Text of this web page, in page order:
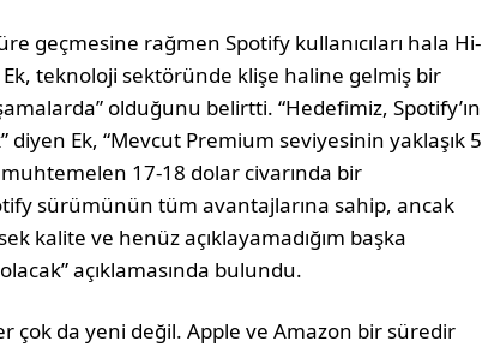
geçmesine rağmen Spotify kullanıcıları hala Hi-
teknoloji sektöründe klişe haline gelmiş bir
olduğunu belirtti. “Hedefimiz, Spotify’ın
Ek, “Mevcut Premium seviyesinin yaklaşık 5
17-18 dolar civarında bir
sürümünün tüm avantajlarına sahip, ancak
kalite ve henüz açıklayamadığım başka
açıklamasında bulundu.
çok da yeni değil. Apple ve Amazon bir süredir